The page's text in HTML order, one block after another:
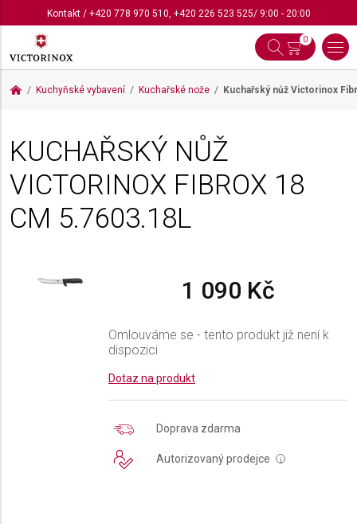
Kontakt/ +420 778 970 510, +420 226 523 525/ 9:00 - 20:00
0
Kuchyňské vybavení Kuchařské nože Kuchařský nůž Victorinox
KUCHAŘSKÝ NŮŽ
VICTORINOX FIBROX 18
CM 5.7603.18L
1 090 Kč
Omlouváme se - tento produkt již není k
dispozici
Dotaz na produkt
Doprava zdarma
Autorizovaný prodejce i